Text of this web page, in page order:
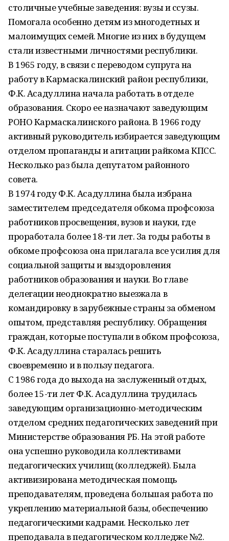
столичные учебные заведения: вузы и ссузы.
Помогала особенно детям из многодетных и
малоимущих семей. Многие из них в будущем
стали известными личностями республики.
В 1965 году, в связи с переводом супруга на
работу в Кармаскалинский ра­йон республики,
Ф.К. Асадуллина начала работать в отделе
образования. Скоро ее назначают заведующим
РОНО Кармаскалинского района. В 1966 году
активный руководитель избирается заведующим
отделом пропаганды и агитации райкома КПСС.
Несколько раз была депутатом районного
совета.
В 1974 году Ф.К. Асадуллина была избрана
заместителем председателя обкома профсоюза
работников просвещения, вузов и науки, где
проработала более 18-ти лет. За годы работы в
обкоме профсоюза она прилагала все усилия для
социальной защиты и выздоровления
работников образования и науки. Во главе
делегации неоднократно выезжала в
командировку в зарубежные страны за обменом
опытом, представляя республику. Обращения
граждан, которые поступали в обком профсоюза,
Ф.К. Асадуллина старалась решить
своевременно и в пользу педагога.
С 1986 года до выхода на заслуженный отдых,
более 15-ти лет Ф.К. Асадуллина трудилась
заведующим организационно-методическим
отделом средних педагогических заведений при
Министерстве образования РБ. На этой работе
она успешно руководила коллективами
педагогических училищ (колледжей). Была
активизирована методическая помощь
преподавателям, проведена большая работа по
укреплению материальной базы, обеспечению
педагогическими кадрами. Несколько лет
преподавала в педагогическом колледже №2.